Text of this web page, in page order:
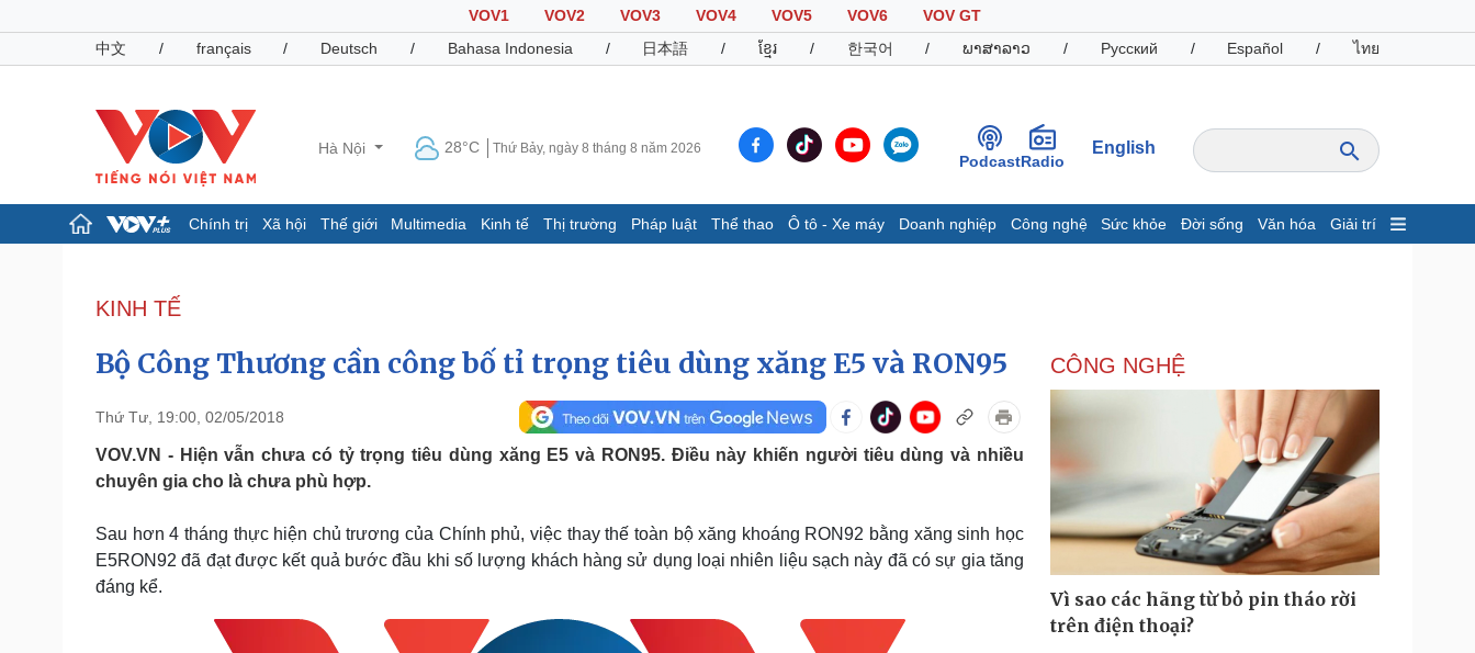
VOV1 VOV2 VOV3 VOV4 VOV5 VOV6
VOV GT
中文
/ français / Deutsch / Bahasa Indonesia / 日本語 / ខ្មែរ / 한국어 / ພາສາລາວ / Русский / Español / ไทย
Hà Nội 28°C Thứ Bảy, ngày 8 tháng 8 năm 2026
PodcastRadio
English
Chính trị Xã hội Thế giới Multimedia Kinh tế Thị trường Pháp luật Thể thao Ô tô - Xe máy Doanh nghiệp Công nghệ Sức khỏe Đời sống Văn hóa Giải trí
Đảng
Tổ chức nhân sự
Nhận diện sự thật
Giáo dục
Dấu ấn VOV
Infographic
Giá cà phê
Pháp luật
Vụ án
Tư vấn luật
Quân sự - Quốc phòng
Vũ khí
Phân tích
Thể thao
Thế giới thể thao
eSports
Hậu trường
Ô tô - Xe máy
Tư vấn
Doanh nghiệp
Thông tin doanh nghiệp
Doanh nghiệp 24h
Doanh nhân
Vì cộng đồng
Công nghệ
Sành điệu
Tin Công nghệ
Trải nghiệm
Chuyển đổi số
Dinh dưỡng - món ngon
Nhà đẹp
Sân khấu - Điện ảnh
Nghệ sĩ
Podcast
KINH TẾ
Bộ Công Thương cần công bố tỉ trọng tiêu dùng xăng E5 và RON95
Thứ Tư, 19:00, 02/05/2018
VOV.VN - Hiện vẫn chưa có tỷ trọng tiêu dùng xăng E5 và RON95. Điều này khiến người tiêu dùng và nhiều
chuyên gia cho là chưa phù hợp.
Sau hơn 4 tháng thực hiện chủ trương của Chính phủ, việc thay thế toàn bộ xăng khoáng RON92 bằng xăng sinh học
E5RON92 đã đạt được kết quả bước đầu khi số lượng khách hàng sử dụng loại nhiên liệu sạch này đã có sự gia tăng
đáng kể.
CÔNG NGHỆ
Vì sao các hãng từ bỏ pin tháo rời
trên điện thoại?